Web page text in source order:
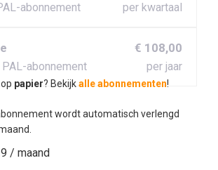
abonnement per kwartaal
PAL-abonnement
€ 108,00
per jaar
papier? Bekijkalle abonnementen!
wordt automatisch verlengd
/ maand